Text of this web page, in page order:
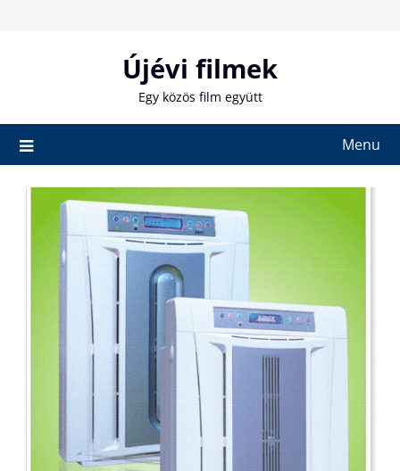
Újévi filmek
Egy közös film együtt
Menu